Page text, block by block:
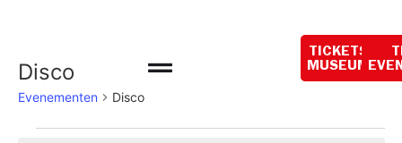
TICKETS
MUSEUM
Disco
Evenementen Disco